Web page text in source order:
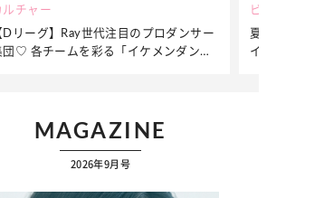
ビューティー
夏だからこそ“水分”が大切！くずれないメ
イクをつくる【保湿ケア】アイテム3選
MAGAZINE
2026年9月号